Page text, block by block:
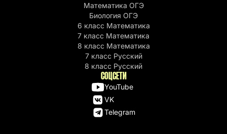
Математика ОГЭ
Биология ОГЭ
6 класс Математика
7 класс Математика
8 класс Математика
7 класс Русский
8 класс Русский
СОЦСЕТИ
YouTube
VK
Telegram